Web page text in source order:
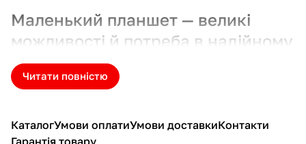
Маленький планшет — великі
можливості й потреба в надійному
чохлі
iPad Mini 6та новийiPad Mini 7
подорожей, навчання, читання чи роботи в дорозі. Але
невеликі габарити не означають менше
Читати повністю
КаталогУмови оплатиУмови доставкиКонтакти
Гарантія товару